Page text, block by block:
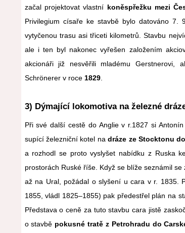
začal projektovat vlastní koněspřežku mezi
Privilegium císaře ke stavbě bylo datováno
vytyčenou trasu asi třiceti kilometrů. Stavbu
ale i ten byl nakonec vyřešen založením
akcionáři již nesvěřili mladému Gerstnerovi,
Schrönerer v roce 1829.
3) Dýmající lokomotiva na železné
Při své další cestě do Anglie v r.1827 si
supící železniční kotel nadráze ze Stocktonu
a rozhodl se proto vyslyšet nabídku z Ruska
prostorách Ruské říše. Když se blíže seznámil
až na Ural, požádal o slyšení u cara v r. 1835.
1855, vládl 1825–1855) pak předestřel plán na
Představa o ceně za tuto stavbu cara jistě
o stavbě pokusné tratě z Petrohradu do